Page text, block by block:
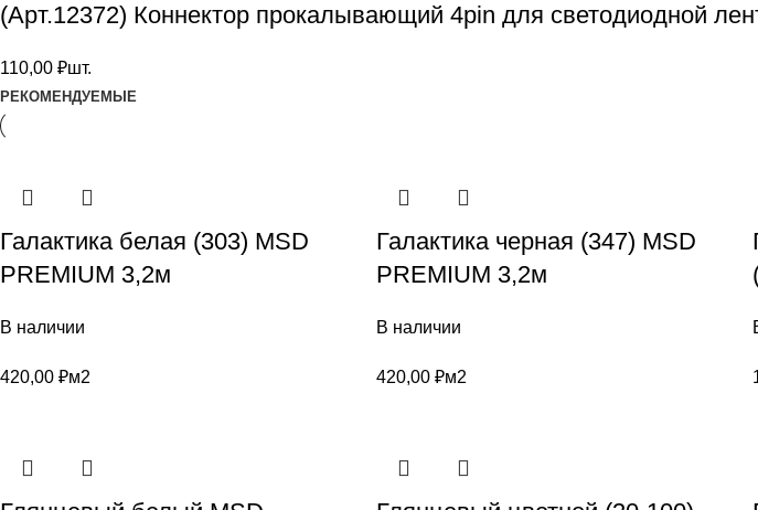
(Арт.12372) Коннектор прокалывающий 4pin для светодиодной
110,00 ₽шт.
РЕКОМЕНДУЕМЫЕ
Галактика белая (303) MSD
PREMIUM 3,2м
В наличии
420,00 ₽м2
Галактика черная (347) MSD
PREMIUM 3,2м
В наличии
420,00 ₽м2